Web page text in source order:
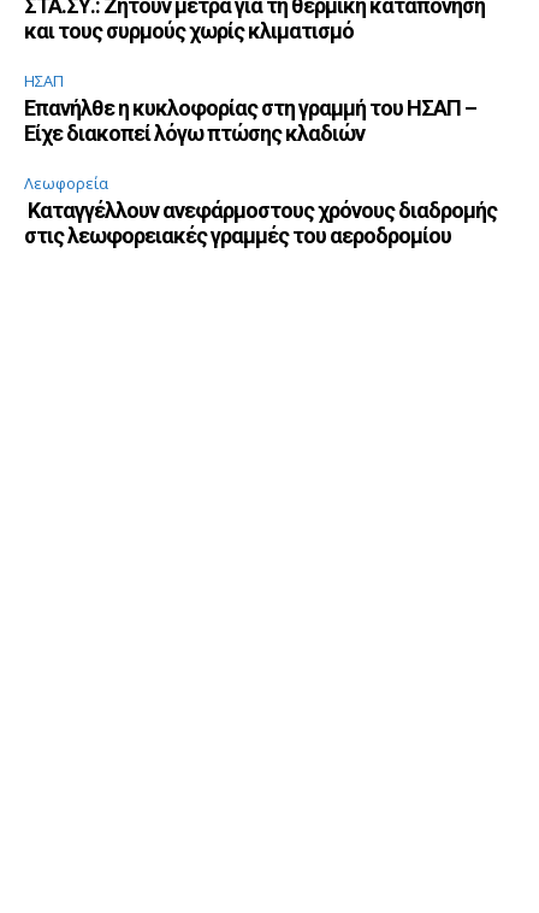
ΣΤΑ.ΣΥ.: Ζητούν μέτρα για τη θερμική καταπόνηση
και τους συρμούς χωρίς κλιματισμό
ΗΣΑΠ
Επανήλθε η κυκλοφορίας στη γραμμή του ΗΣΑΠ –
Είχε διακοπεί λόγω πτώσης κλαδιών
Λεωφορεία
Καταγγέλλουν ανεφάρμοστους χρόνους διαδρομής
στις λεωφορειακές γραμμές του αεροδρομίου